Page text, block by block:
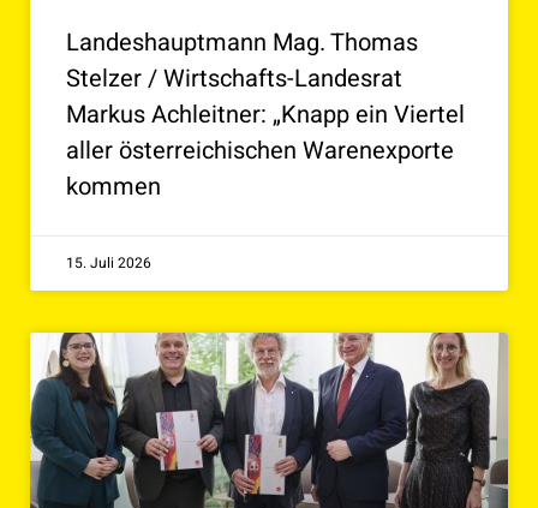
Landeshauptmann Mag. Thomas
Stelzer / Wirtschafts-Landesrat
Markus Achleitner: „Knapp ein Viertel
aller österreichischen Warenexporte
kommen
15. Juli 2026